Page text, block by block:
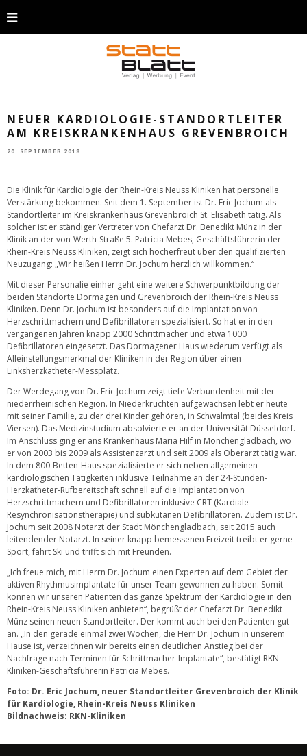
NEUER KARDIOLOGIE-STANDORTLEITER
AM KREISKRANKENHAUS GREVENBROICH
20. SEPTEMBER 2018
Die Klinik für Kardiologie der Rhein-Kreis Neuss Kliniken hat personelle
Verstärkung bekommen. Seit dem 1. September ist Dr. Eric Jochum als
Standortleiter im Kreiskrankenhaus Grevenbroich St. Elisabeth tätig. Als
solcher ist er ständiger Vertreter von Chefarzt Dr. Benedikt Münz in der
Klinik an der von-Werth-Straße 5. Patricia Mebes, Geschäftsführerin der
Rhein-Kreis Neuss Kliniken, zeigt sich hocherfreut über den qualifizierten
Neuzugang: „Wir heißen Herrn Dr. Jochum herzlich willkommen.“
Mit dieser Personalie einher geht eine weitere Schwerpunktbildung der
beiden Standorte Dormagen und Grevenbroich der Rhein-Kreis Neuss
Kliniken. Denn Dr. Jochum ist besonders auf die Implantation von
Herzschrittmachern und Defibrillatoren spezialisiert. So hat er in den
vergangenen Jahren knapp 2000 Schrittmacher und etwa 1000
Defibrillatoren eingesetzt. Das Dormagener Haus wiederum verfügt als
Alleinstellungsmerkmal der Kliniken in der Region über einen
Linksherzkatheter-Messplatz.
Der Werdegang von Dr. Eric Jochum zeigt tiefe Verbundenheit mit der
niederrheinischen Region. In Niederkrüchten aufgewachsen lebt er heute
mit seiner Familie, zu der drei Kinder gehören, in Schwalmtal (beides Kreis
Viersen). Das Medizinstudium absolvierte er an der Universität Düsseldorf.
Im Anschluss ging er ans Krankenhaus Maria Hilf in Mönchengladbach, wo
er von 2003 bis 2009 als Assistenzarzt und seit 2009 als Oberarzt tätig war.
In dem 800-Betten-Haus spezialisierte er sich neben allgemeinen
kardiologischen Tätigkeiten inklusive Teilnahme an der 24-Stunden-
Herzkatheter-Rufbereitschaft schnell auf die Implantation von
Herzschrittmachern und Defibrillatoren inklusive CRT (Kardiale
Resynchronisationstherapie) und subkutanen Defibrillatoren. Zudem ist Dr.
Jochum seit 2008 Notarzt der Stadt Mönchengladbach, seit 2015 auch
leitendender Notarzt. In seiner knapp bemessenen Freizeit treibt er gerne
Sport, fährt Ski und trifft sich mit Freunden.
„Ich freue mich, mit Herrn Dr. Jochum einen Experten auf dem Gebiet der
aktiven Rhythmusimplantate für unser Team gewonnen zu haben. Somit
können wir unseren Patienten das ganze Spektrum der Kardiologie in den
Rhein-Kreis Neuss Kliniken anbieten“, begrüßt der Chefarzt Dr. Benedikt
Münz seinen neuen Standortleiter. Der kommt auch bei den Patienten gut
an. „In den gerade einmal zwei Wochen, die Herr Dr. Jochum in unserem
Hause ist, verzeichnen wir bereits einen deutlichen Anstieg bei der
Nachfrage nach Terminen für Schrittmacher-Implantate“, bestätigt RKN-
Kliniken-Geschäftsführerin Patricia Mebes.
Foto: Dr. Eric Jochum, neuer Standortleiter Grevenbroich der Klinik
für Kardiologie, Rhein-Kreis Neuss Kliniken
Bildnachweis: RKN-Kliniken